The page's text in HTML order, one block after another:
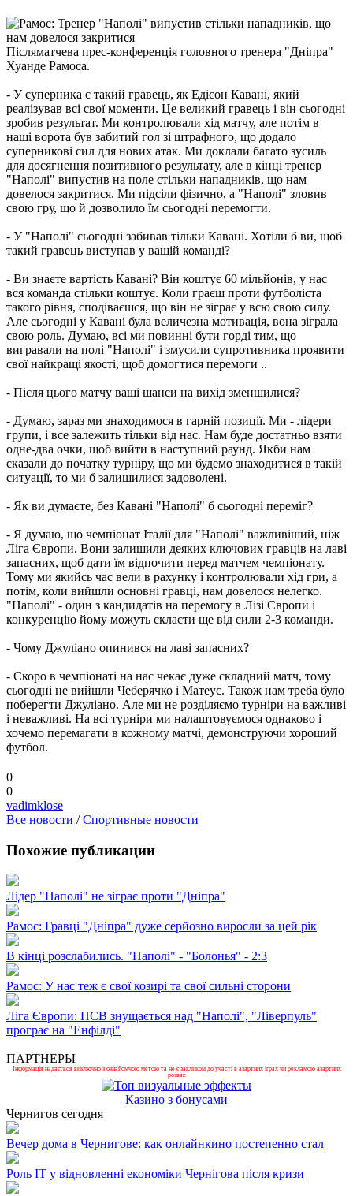
Післяматчева прес-конференція головного тренера "Дніпра"
Хуанде Рамоса.
- У суперника є такий гравець, як Едісон Кавані, який
реалізував всі свої моменти. Це великий гравець і він сьогодні
зробив результат. Ми контролювали хід матчу, але потім в
наші ворота був забитий гол зі штрафного, що додало
суперникові сил для нових атак. Ми доклали багато зусиль
для досягнення позитивного результату, але в кінці тренер
"Наполі" випустив на поле стільки нападників, що нам
довелося закритися. Ми підсіли фізично, а "Наполі" зловив
свою гру, що й дозволило їм сьогодні перемогти.
- У "Наполі" сьогодні забивав тільки Кавані. Хотіли б ви, щоб
такий гравець виступав у вашій команді?
- Ви знаєте вартість Кавані? Він коштує 60 мільйонів, у нас
вся команда стільки коштує. Коли граєш проти футболіста
такого рівня, сподіваєшся, що він не зіграє у всю свою силу.
Але сьогодні у Кавані була величезна мотивація, вона зіграла
свою роль. Думаю, всі ми повинні бути горді тим, що
вигравали на полі "Наполі" і змусили супротивника проявити
свої найкращі якості, щоб домогтися перемоги ..
- Після цього матчу ваші шанси на вихід зменшилися?
- Думаю, зараз ми знаходимося в гарній позиції. Ми - лідери
групи, і все залежить тільки від нас. Нам буде достатньо взяти
одне-два очки, щоб вийти в наступний раунд. Якби нам
сказали до початку турніру, що ми будемо знаходитися в такій
ситуації, то ми б залишилися задоволені.
- Як ви думаєте, без Кавані "Наполі" б сьогодні переміг?
- Я думаю, що чемпіонат Італії для "Наполі" важливіший, ніж
Ліга Європи. Вони залишили деяких ключових гравців на лаві
запасних, щоб дати їм відпочити перед матчем чемпіонату.
Тому ми якийсь час вели в рахунку і контролювали хід гри, а
потім, коли вийшли основні гравці, нам довелося нелегко.
"Наполі" - один з кандидатів на перемогу в Лізі Європи і
конкуренцію йому можуть скласти ще від сили 2-3 команди.
- Чому Джуліано опинився на лаві запасних?
- Скоро в чемпіонаті на нас чекає дуже складний матч, тому
сьогодні не вийшли Чеберячко і Матеус. Також нам треба було
поберегти Джуліано. Але ми не розділяємо турніри на важливі
і неважливі. На всі турніри ми налаштовуємося однаково і
хочемо перемагати в кожному матчі, демонструючи хороший
футбол.
0
0
vadimklose
Все новости /Спортивные новости
Похожие публикации
Лідер "Наполі" не зіграє проти "Дніпра"
Рамос: Гравці "Дніпра" дуже серйозно виросли за цей рік
В кінці розслабились. "Наполі" - "Болонья" - 2:3
Рамос: У нас теж є свої козирі та свої сильні сторони
Ліга Європи: ПСВ знущається над "Наполі", "Ліверпуль"
програє на "Енфілді"
ПАРТНЕРЫ
Інформація надається виключно з ознайомчою метою та не є закликом до участі в азартних іграх чи рекламою азартних
розваг.
Казино з бонусами
Чернигов сегодня
Вечер дома в Чернигове: как онлайнкино постепенно стал
Роль ІТ у відновленні економіки Чернігова після кризи